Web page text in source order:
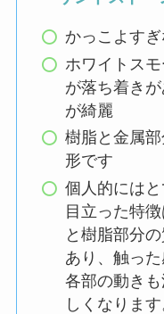
かっこよすぎ
ホワイトス
が落ち着き
が綺麗
樹脂と金属
形です
個人的にはと
目立った特
と樹脂部分
あり、触った
各部の動き
しくなりま